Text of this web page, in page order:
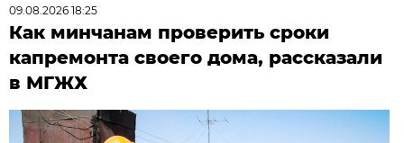
09.08.2026 18:25
Как минчанам проверить сроки
капремонта своего дома, рассказали
в МГЖХ